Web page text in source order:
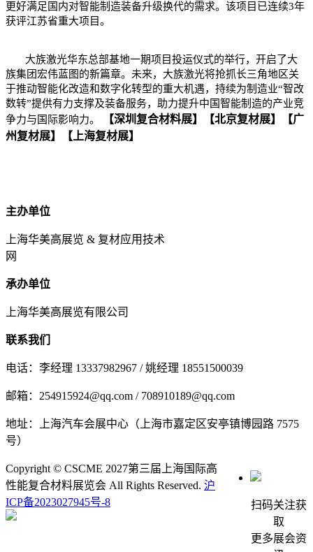
更好满足国内对智能制造装备升级换代的需求。该项目已连续3年
获评江苏省重大项目。
大族激光华东总部基地一期项目投运仪式的举行，开启了大
族集团宏伟蓝图的新篇章。未来，大族激光将抢抓长三角地区关
于推动智能化改造和数字化转型的重大机遇，持续为制造业“智改
数转”提供有力支撑及装备服务，助力提升中国智能制造的产业竞
争力与国际影响力。
【深圳复合材料展】 【北京复材展】
【广
州复材展】
【上海复材展】
主办单位
上海华美高展览 & 复材应用技术
网
承办单位
上海华美高展览有限公司
联系我们
电话：李经理 13337982967 / 姚经理 18551500039
邮箱：254915924@qq.com / 708910189@qq.com
地址：上海汽车会展中心（上海市嘉定区安亭镇博园路 7575
号）
扫码关注获
取
更多展会资
Copyright © CSCME 2027第三届上海国际高
性能复合材料展览会 All Rights Reserved. 沪
ICP备2023027945号-8